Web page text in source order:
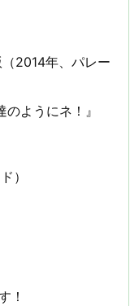
2014年、パレー
ようにネ！』
）
！